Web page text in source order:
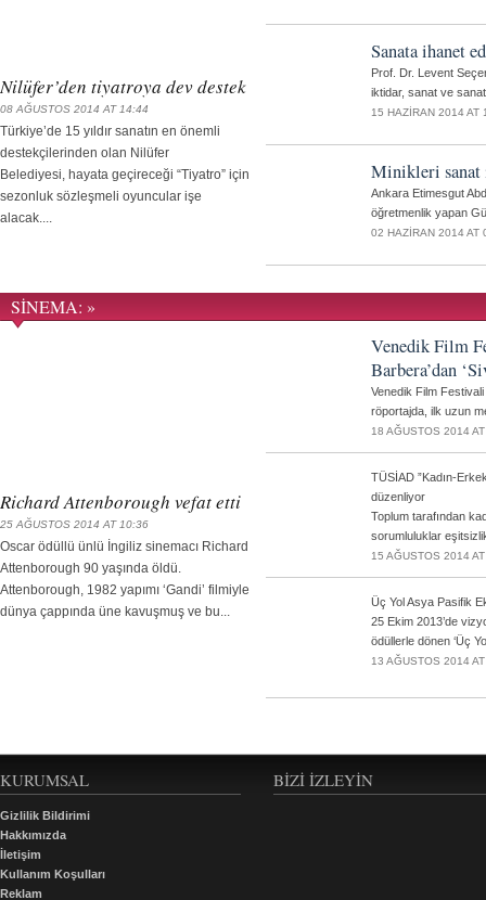
Nilüfer’den tiyatroya dev destek
08 AĞUSTOS 2014 AT 14:44
Türkiye’de 15 yıldır sanatın en önemli
destekçilerinden olan Nilüfer
Belediyesi, hayata geçireceği “Tiyatro” için
sezonluk sözleşmeli oyuncular işe
alacak....
Sanata ihanet
Prof. Dr. Levent
iktidar, sanat ve
15 HAZIRAN 2014 AT
Minikleri sanat
Ankara Etimesgut
öğretmenlik yapan
02 HAZIRAN 2014 AT
SİNEMA: »
Richard Attenborough vefat etti
25 AĞUSTOS 2014 AT 10:36
Oscar ödüllü ünlü İngiliz sinemacı Richard
Attenborough 90 yaşında öldü.
Attenborough, 1982 yapımı ‘Gandi’ filmiyle
dünya çappında üne kavuşmuş ve bu...
Venedik Film
Barbera’dan
Venedik Film
röportajda, ilk uzun
18 AĞUSTOS 2014
TÜSİAD ”Kadın-
düzenliyor
Toplum tarafından
sorumluluklar
15 AĞUSTOS 2014
Üç Yol Asya Pasifik
25 Ekim 2013’de
ödüllerle dönen ‘Üç
13 AĞUSTOS 2014
KURUMSAL
Gizlilik Bildirimi
Hakkımızda
İletişim
Kullanım Koşulları
Reklam
BIZI İZLEYIN